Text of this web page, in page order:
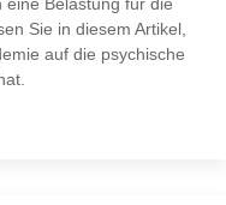
Belastung für die
Sie in diesem Artikel,
auf die psychische